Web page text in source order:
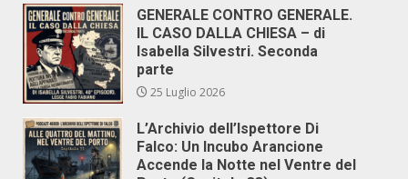
GENERALE CONTRO GENERALE.
IL CASO DALLA CHIESA – di
Isabella Silvestri. Seconda
parte
25 Luglio 2026
L’Archivio dell’Ispettore Di
Falco: Un Incubo Arancione
Accende la Notte nel Ventre del